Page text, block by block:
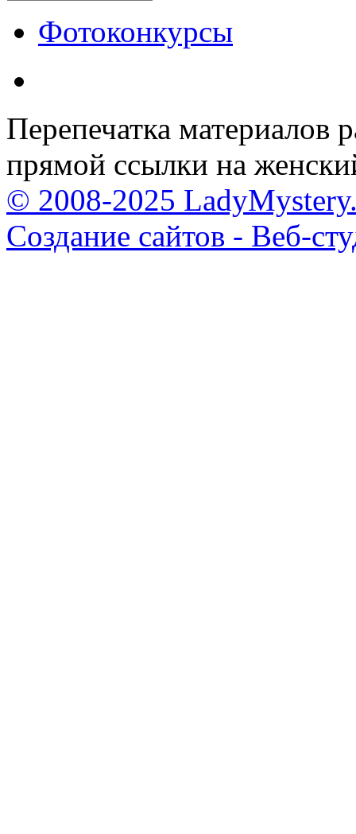
Фотоконкурсы
Перепечатка материалов
прямой ссылки на
© 2008-2025
Создание сайтов - Веб-